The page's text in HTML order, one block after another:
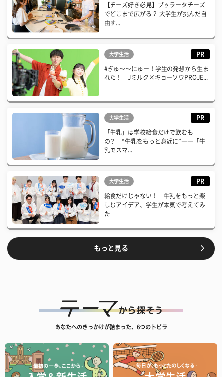
【チーズ好き必見】ブッラータチーズ
でどこまで広がる？ 大学生が挑んだ自
由す...
大学生活 PR
#ぎゅ〜〜にゅー！学生の発想から生ま
れた！ Jミルク×キョーソウPROJE...
大学生活 PR
「牛乳」は学校給食だけで飲むも
の？ “牛乳をもっと身近に”――「牛
乳でスマ...
大学生活 PR
給食だけじゃない！ 牛乳をもっと楽
しむアイデア、学生が本気で考えてみ
た
もっと見る
あなたへのきっかけが詰まった、6つのトビラ